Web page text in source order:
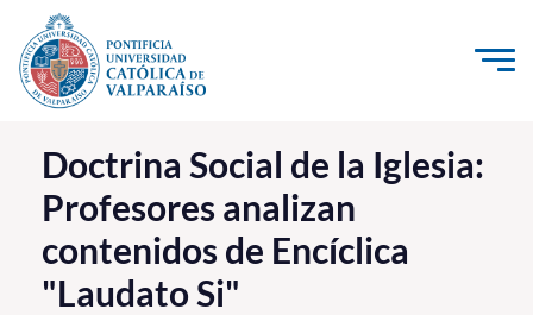
Click acá para ir directamente al contenido
La Universidad
Investigación, Creación e Innovación
PUCV Internacional
Vinculación con el Medio
Doctrina Social de la Iglesia:
Profesores analizan
contenidos de Encíclica
"Laudato Si"